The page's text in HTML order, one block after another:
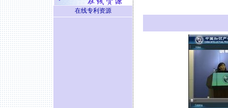
在线专利资源